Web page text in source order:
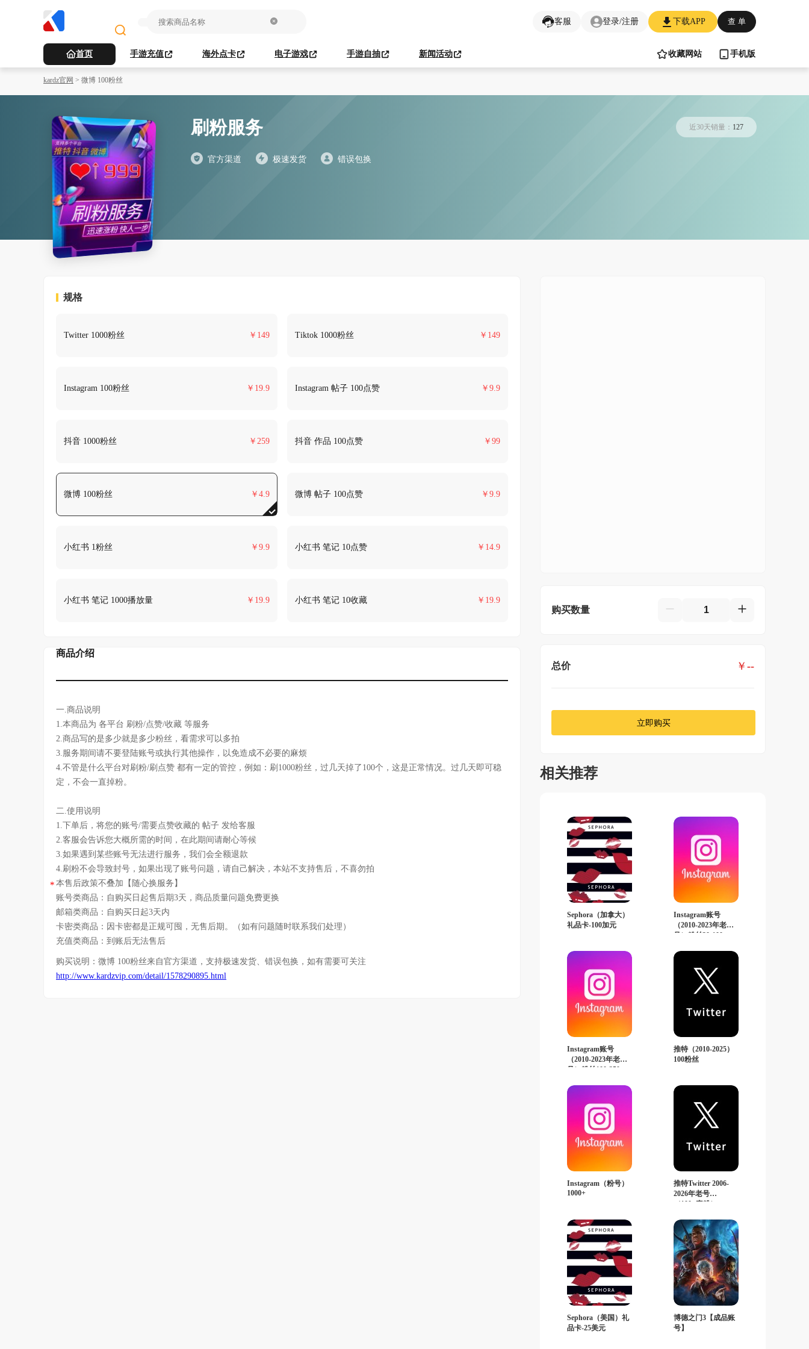
客服 登录/注册 下载APP 查 单
首页 手游充值 海外点卡 电子游戏 手游自抽 新闻活动 收藏网站 手机版
kardz官网 > 微博 100粉丝
刷粉服务
官方渠道 极速发货 错误包换
近30天销量： 127
规格
Twitter 1000粉丝 ￥ 149 Tiktok 1000粉丝 ￥ 149
Instagram 100粉丝 ￥ 19.9 Instagram 帖子 100点赞 ￥ 9.9
抖音 1000粉丝 ￥ 259 抖音 作品 100点赞 ￥ 99
微博 100粉丝 ￥ 4.9 微博 帖子 100点赞 ￥ 9.9
小红书 1粉丝 ￥ 9.9 小红书 笔记 10点赞 ￥ 14.9
小红书 笔记 1000播放量 ￥ 19.9 小红书 笔记 10收藏 ￥ 19.9
商品介绍
一.商品说明
1.本商品为 各平台 刷粉/点赞/收藏 等服务
2.商品写的是多少就是多少粉丝，看需求可以多拍
3.服务期间请不要登陆账号或执行其他操作，以免造成不必要的麻烦
4.不管是什么平台对刷粉/刷点赞 都有一定的管控，例如：刷1000粉丝，过几天掉了100个，这是正常情况。过几天即可稳
定，不会一直掉粉。
二.使用说明
1.下单后，将您的账号/需要点赞收藏的 帖子 发给客服
2.客服会告诉您大概所需的时间，在此期间请耐心等候
3.如果遇到某些账号无法进行服务，我们会全额退款
4.刷粉不会导致封号，如果出现了账号问题，请自己解决，本站不支持售后，不喜勿拍
* 本售后政策不叠加【随心换服务】
账号类商品：自购买日起售后期3天，商品质量问题免费更换
邮箱类商品：自购买日起3天内
卡密类商品：因卡密都是正规可囤，无售后期。（如有问题随时联系我们处理）
充值类商品：到账后无法售后
购买说明： 微博 100粉丝来自官方渠道，支持极速发货、错误包换，如有需要可关注
http://www.kardzvip.com/detail/1578290895.html
购买数量
总价 ￥ --
立即购买
相关推荐
Sephora（加拿大）
礼品卡-100加元
Instagram账号
（2010-2023年老
号）粉丝30-100
Instagram账号
（2010-2023年老
号）粉丝100-250
推特（2010-2025）
100粉丝
Instagram（粉号）
1000+
推特Twitter 2006-
2026年老号
（100+真粉）
Sephora（美国）礼
品卡-25美元
博德之门3【成品账
号】